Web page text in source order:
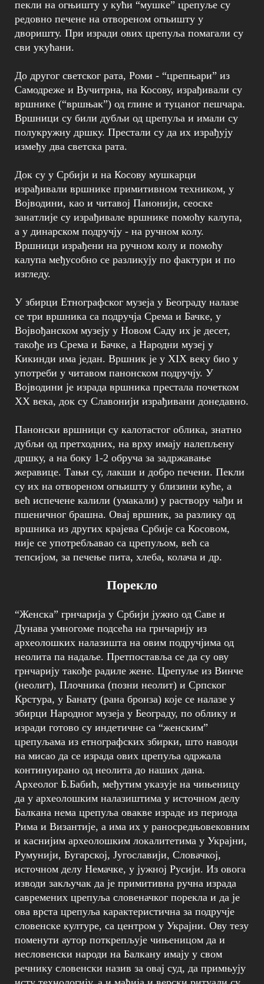
пекли на огњишту у кући “мушке” црепуље су
редовно печене на отвореном огњишту у
дворишту. При изради ових црепуља помагали су
сви укућани.
До другог светског рата, Роми - “црепњари” из
Самодреже и Вучитрна, на Косову, израђивали су
вршнике (“вршњак”) од глине и туцаног пешчара.
Вршници су били дубљи од црепуља и имали су
полукружну дршку. Престали су да их израђују
између два светска рата.
Док су у Србији и на Косову мушкарци
израђивали вршнике примитивном техником, у
Војводини, као и читавој Панонији, сеоске
занатлије су израђивале вршнике помоћу калупа,
а у динарском подручју - на ручном колу.
Вршници израђени на ручном колу и помоћу
калупа међусобно се разликују по фактури и по
изгледу.
У збирци Етнографског музеја у Београду налазе
се три вршника са подручја Срема и Бачке, у
Војвођанском музеју у Новом Саду их је десет,
такође из Срема и Бачке, а Народни музеј у
Кикинди има један. Вршник је у XIX веку био у
употреби у читавом панонском подручју. У
Војводини је израда вршника престала почетком
XX века, док су Славонији израђивани донедавно.
Панонски вршници су калотастог облика, знатно
дубљи од претходних, на врху имају налепљену
дршку, а на боку 1-2 обруча за задржавање
жеравице. Тањи су, лакши и добро печени. Пекли
су их на отвореном огњишту у близини куће, а
већ испечене калили (умакали) у раствору чађи и
пшеничног брашна. Овај вршник, за разлику од
вршника из других крајева Србије са Косовом,
није се употребљавао са црепуљом, већ са
тепсијом, за печење пита, хлеба, колача и др.
Порекло
“Женска” грнчарија у Србији јужно од Саве и
Дунава умногоме подсећа на грнчарију из
археолошких налазишта на овим подручјима од
неолита па надаље. Претпоставља се да су ову
грнчарију такође радиле жене. Црепуље из Винче
(неолит), Плочника (позни неолит) и Српског
Крстура, у Банату (рана бронза) које се налазе у
збирци Народнoг музеја у Београду, по облику и
изради готово су индетичне са “женским”
црепуљама из етнографских збирки, што наводи
на мисао да се израда ових црепуља одржала
континуирано од неолита до наших дана.
Археолог Б.Бабић, међутим указује на чињеницу
да у археолошким налазиштима у источном делу
Балкана нема црепуља овакве израде из периода
Рима и Византије, а има их у раносредњовековним
и каснијим археолошким локалитетима у Украјни,
Румунији, Бугарској, Југославији, Словачкој,
источном делу Немачке, у јужној Русији. Из овога
изводи закључак да је примитивна ручна израда
савремених црепуља словеначког порекла и да је
ова врста црепуља карактеристична за подручје
словенске културе, са центром у Украјни. Ову тезу
поменути аутор поткрепљује чињеницом да и
несловенски народи на Балкану имају у свом
речнику словенски назив за овај суд, да примњују